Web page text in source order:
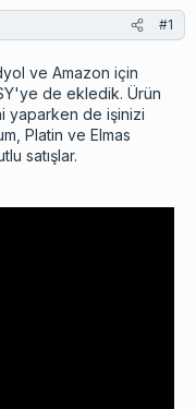
#1
ve Amazon için
de ekledik. Ürün
yaparken de işinizi
Platin ve Elmas
satışlar.